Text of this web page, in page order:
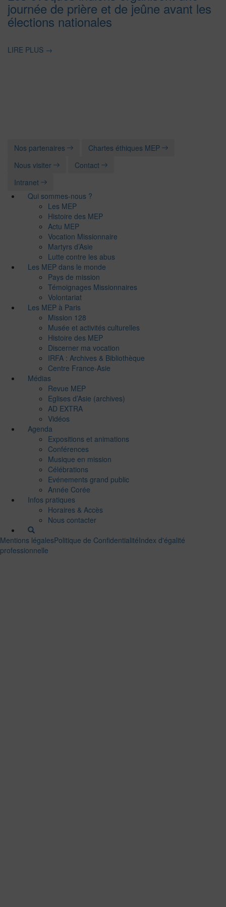
journée de prière et de jeûne avant les
élections nationales
LIRE PLUS →
Nos partenaires
Chartes éthiques MEP
Nous visiter
Contact
Intranet
Qui sommes-nous ?
Les MEP
Histoire des MEP
Actu MEP
Vocation Missionnaire
Martyrs d’Asie
Lutte contre les abus
Les MEP dans le monde
Pays de mission
Témoignages Missionnaires
Volontariat
Les MEP à Paris
Mission 128
Musée et activités culturelles
Histoire des MEP
Discerner ma vocation
IRFA : Archives & Bibliothèque
Centre France-Asie
Médias
Revue MEP
Eglises d’Asie (archives)
AD EXTRA
Vidéos
Agenda
Expositions et animations
Conférences
Musique en mission
Célébrations
Evénements grand public
Année Corée
Infos pratiques
Horaires & Accès
Nous contacter
Mentions légalesPolitique de ConfidentialitéIndex d'égalité
professionnelle